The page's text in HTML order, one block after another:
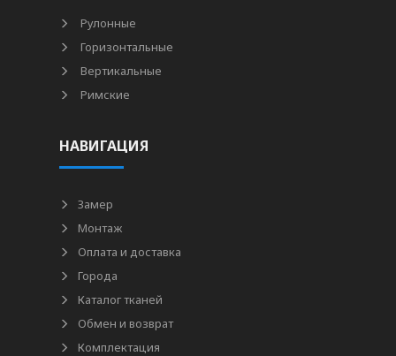
Рулонные
Горизонтальные
Вертикальные
Римские
НАВИГАЦИЯ
Замер
Монтаж
Оплата и доставка
Города
Каталог тканей
Обмен и возврат
Комплектация